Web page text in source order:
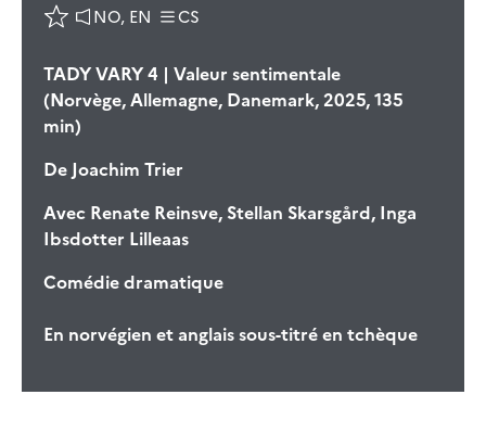
NO, EN CS
TADY VARY 4 | Valeur sentimentale
(Norvège, Allemagne, Danemark, 2025, 135
min)
De Joachim Trier
Avec Renate Reinsve, Stellan Skarsgård, Inga
Ibsdotter Lilleaas
Comédie dramatique
En norvégien et anglais sous-titré en tchèque